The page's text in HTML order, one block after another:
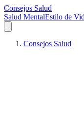
Consejos Salud
Salud MentalEstilo de
Consejos Salud